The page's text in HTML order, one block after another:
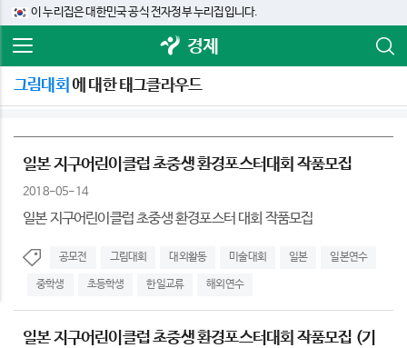
이 누리집은 대한민국 공식 전자정부 누리집입니다.
경제
그림대회 에 대한 태그클라우드
일본 지구어린이클럽 초중생 환경포스터대회 작품모집
2018-05-14
일본 지구어린이클럽 초중생 환경포스터 대회 작품모집
공모전 그림대회 대외활동 미술대회 일본 일본연수
중학생 초등학생 한일교류 해외연수
일본 지구어린이클럽 초중생 환경포스터대회 작품모집 (기